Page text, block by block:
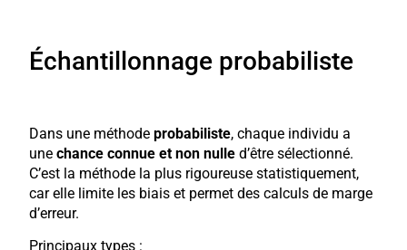
Échantillonnage probabiliste
Dans une méthodeprobabiliste, chaque individu a
unechance connue et non nulle d’être sélectionné.
C’est la méthode la plus rigoureuse statistiquement,
car elle limite les biais et permet des calculs de marge
d’erreur.
Principaux types :